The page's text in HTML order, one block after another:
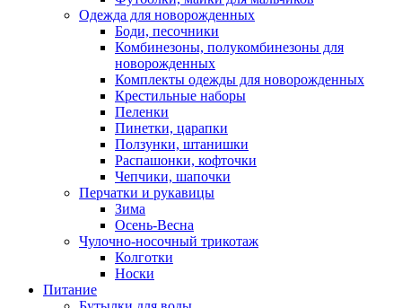
Одежда для новорожденных
Боди, песочники
Комбинезоны, полукомбинезоны для
новорожденных
Комплекты одежды для новорожденных
Крестильные наборы
Пеленки
Пинетки, царапки
Ползунки, штанишки
Распашонки, кофточки
Чепчики, шапочки
Перчатки и рукавицы
Зима
Осень-Весна
Чулочно-носочный трикотаж
Колготки
Носки
Питание